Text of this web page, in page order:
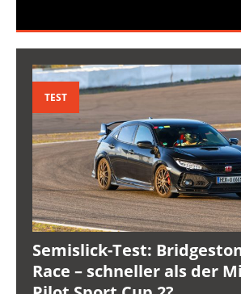
TEST
Semislick-Test:
Race – schneller als der